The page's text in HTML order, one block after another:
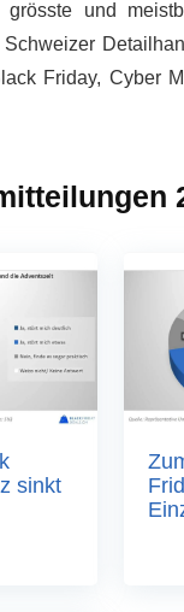
grösste und
Friday, Cyber
sinkt